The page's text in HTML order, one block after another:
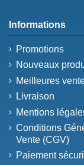
Informations
Promotions
Nouveaux
Meilleures
Livraison
Mentions
Conditions
Vente (CGV)
Paiement